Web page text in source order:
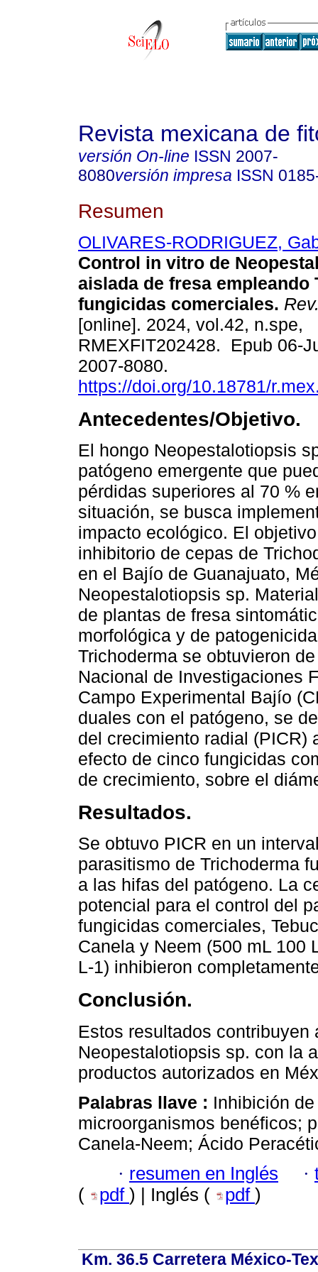
Revista mexicana de
versión On-line ISSN 2007-
8080versión impresa ISSN
Resumen
OLIVARES-RODRIGUEZ,
Control in vitro de
aislada de fresa empleando
fungicidas comerciales.
[online]. 2024, vol.42, n.spe,
RMEXFIT202428. Epub 06-
2007-8080.
https://doi.org/10.18781/
Antecedentes/Objetivo.
El hongo Neopestalotiopsis
patógeno emergente que
pérdidas superiores al 70 %
situación, se busca
impacto ecológico. El
inhibitorio de cepas de
en el Bajío de Guanajuato,
Neopestalotiopsis sp.
de plantas de fresa
morfológica y de
Trichoderma se obtuvieron
Nacional de Investigaciones
Campo Experimental Bajío
duales con el patógeno, se
del crecimiento radial (PICR)
efecto de cinco fungicidas
de crecimiento, sobre el
Resultados.
Se obtuvo PICR en un
parasitismo de Trichoderma
a las hifas del patógeno. La
potencial para el control del
fungicidas comerciales,
Canela y Neem (500 mL 100
L-1) inhibieron
Conclusión.
Estos resultados
Neopestalotiopsis sp. con la
productos autorizados en
Palabras llave : Inhibición
microorganismos benéficos;
Canela-Neem; Ácido
· resumen en Inglés ·
(
pdf ) | Inglés ( pdf )
Km. 36.5 Carretera México-